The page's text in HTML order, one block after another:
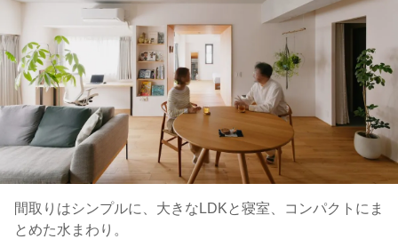
間取りはシンプルに、大きなLDKと寝室、コンパクトにま
とめた水まわり。